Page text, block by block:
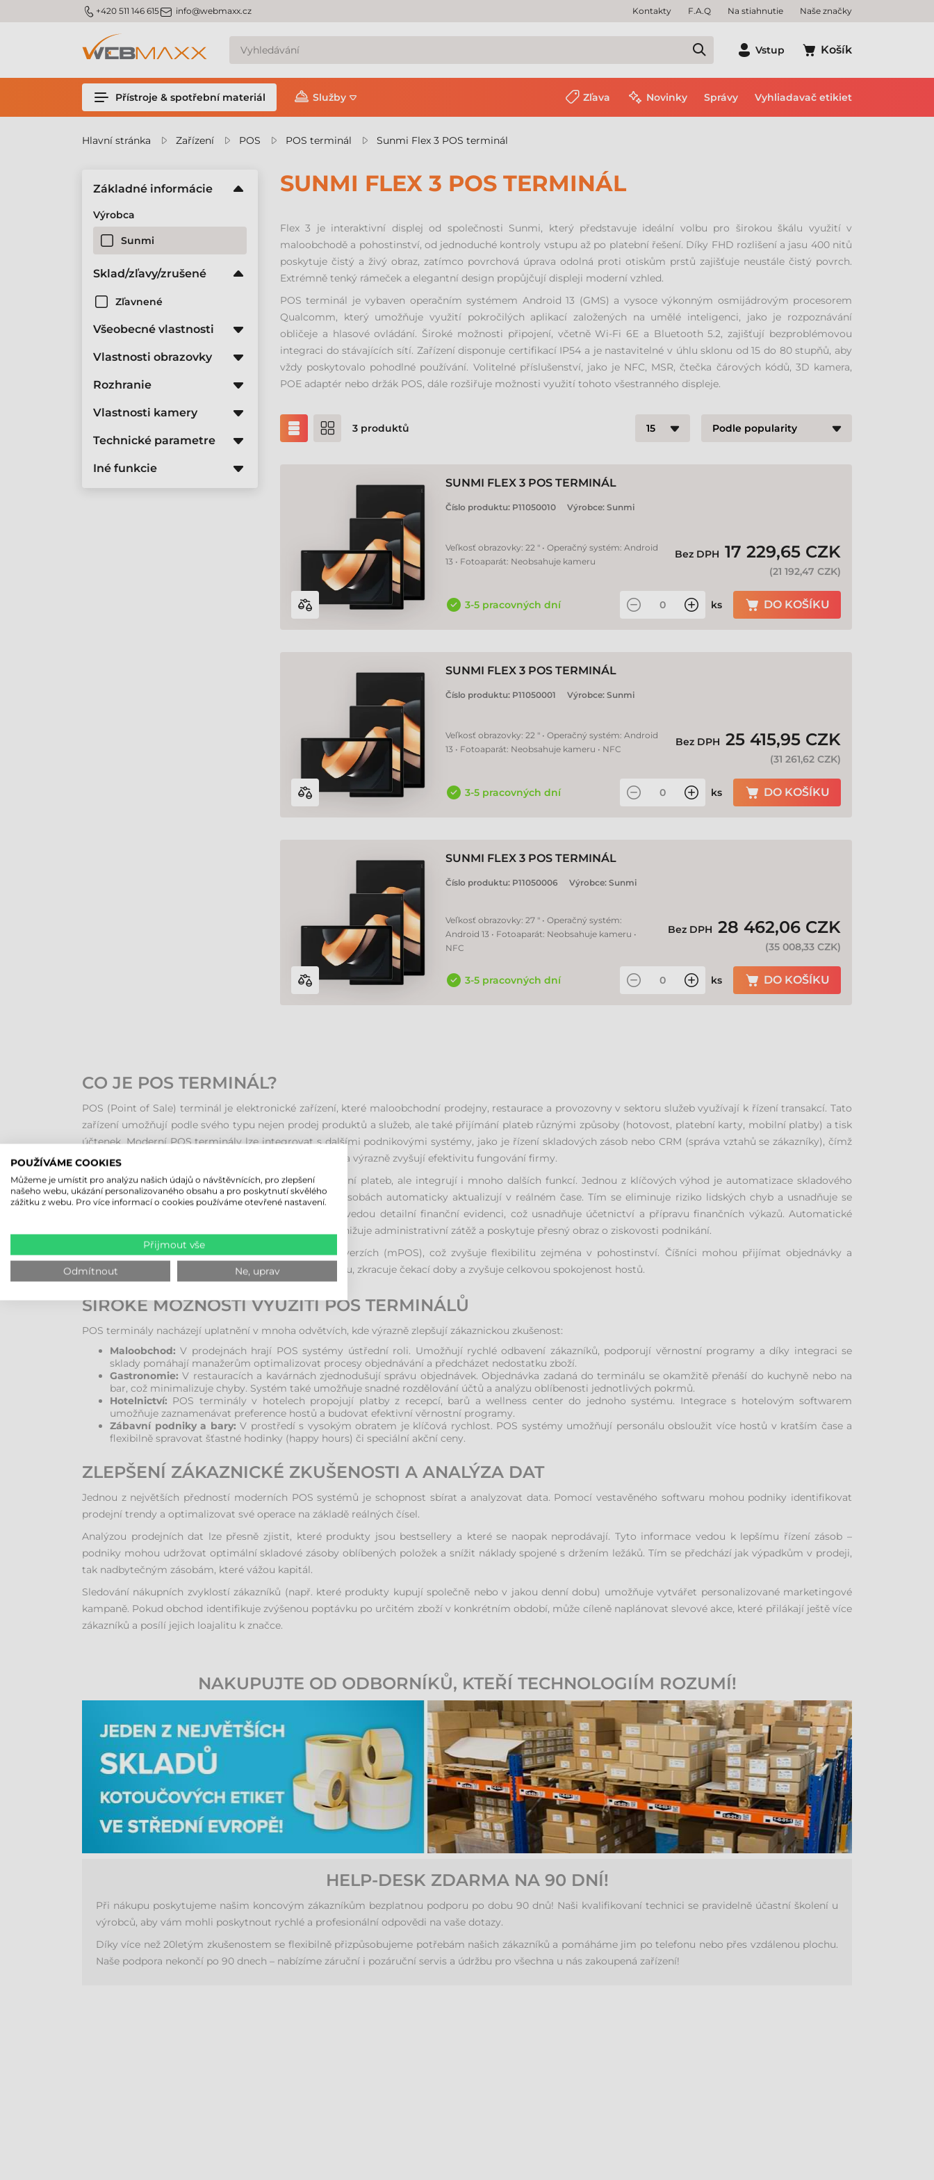
m_phone +420 511 146 615m_email info@webmaxx.cz Kontakty F.A.Q Na stiahnutie Naše značky
Vstup Košík
Přístroje & spotřební materiál Služby Zľava Novinky Správy Vyhliadavač etikiet
Hlavní stránka Zařízení POS POS terminál Sunmi Flex 3 POS terminál
SUNMI FLEX 3 POS TERMINÁL
Flex 3 je interaktivní displej od společnosti Sunmi, který představuje ideální volbu pro širokou škálu využití v
maloobchodě a pohostinství, od jednoduché kontroly vstupu až po platební řešení. Díky FHD rozlišení a jasu 400 nitů
poskytuje čistý a živý obraz, zatímco povrchová úprava odolná proti otiskům prstů zajišťuje neustále čistý povrch.
Extrémně tenký rámeček a elegantní design propůjčují displeji moderní vzhled.
POS terminál je vybaven operačním systémem Android 13 (GMS) a vysoce výkonným osmijádrovým procesorem
Qualcomm, který umožňuje využití pokročilých aplikací založených na umělé inteligenci, jako je rozpoznávání
obličeje a hlasové ovládání. Široké možnosti připojení, včetně Wi-Fi 6E a Bluetooth 5.2, zajišťují bezproblémovou
integraci do stávajících sítí. Zařízení disponuje certifikací IP54 a je nastavitelné v úhlu sklonu od 15 do 80 stupňů, aby
vždy poskytovalo pohodlné používání. Volitelné příslušenství, jako je NFC, MSR, čtečka čárových kódů, 3D kamera,
POE adaptér nebo držák POS, dále rozšiřuje možnosti využití tohoto všestranného displeje.
3 produktů
SUNMI FLEX 3 POS TERMINÁL
Číslo produktu: P11050010 Výrobce: Sunmi
Veľkosť obrazovky: 22 " • Operačný systém: Android
13 • Fotoaparát: Neobsahuje kameru
Bez DPH 17 229,65 CZK
(21 192,47 CZK)
3-5 pracovných dní ks DO KOŠÍKU
SUNMI FLEX 3 POS TERMINÁL
Číslo produktu: P11050001 Výrobce: Sunmi
Veľkosť obrazovky: 22 " • Operačný systém: Android
13 • Fotoaparát: Neobsahuje kameru • NFC
Bez DPH 25 415,95 CZK
(31 261,62 CZK)
3-5 pracovných dní ks DO KOŠÍKU
SUNMI FLEX 3 POS TERMINÁL
Číslo produktu: P11050006 Výrobce: Sunmi
Veľkosť obrazovky: 27 " • Operačný systém:
Android 13 • Fotoaparát: Neobsahuje kameru •
NFC
Bez DPH 28 462,06 CZK
(35 008,33 CZK)
3-5 pracovných dní ks DO KOŠÍKU
Základné informácie
Výrobca
Sunmi
Sklad/zľavy/zrušené
Zľavnené
Všeobecné vlastnosti
Vlastnosti obrazovky
Rozhranie
Vlastnosti kamery
Technické parametre
Iné funkcie
CO JE POS TERMINÁL?
POS (Point of Sale) terminál je elektronické zařízení, které maloobchodní prodejny, restaurace a provozovny v sektoru služeb využívají k řízení transakcí. Tato
zařízení umožňují podle svého typu nejen prodej produktů a služeb, ale také přijímání plateb různými způsoby (hotovost, platební karty, mobilní platby) a tisk
účtenek. Moderní POS terminály lze integrovat s dalšími podnikovými systémy, jako je řízení skladových zásob nebo CRM (správa vztahů se zákazníky), čímž
poskytují komplexní přehled o obchodních procesech a výrazně zvyšují efektivitu fungování firmy.
POS systémy zajišťují nejen rychlé a přesné zpracování plateb, ale integrují i mnoho dalších funkcí. Jednou z klíčových výhod je automatizace skladového
hospodářství. Při prodeji produktu se informace o zásobách automaticky aktualizují v reálném čase. Tím se eliminuje riziko lidských chyb a usnadňuje se
proces doplňování zboží. Kromě toho POS systémy vedou detailní finanční evidenci, což usnadňuje účetnictví a přípravu finančních výkazů. Automatické
generování denních, týdenních či měsíčních reportů snižuje administrativní zátěž a poskytuje přesný obraz o ziskovosti podnikání.
Moderní POS řešení jsou dostupná i v přenosných verzích (mPOS), což zvyšuje flexibilitu zejména v pohostinství. Číšníci mohou přijímat objednávky a
zpracovávat platby přímo u stolů, což zrychluje obsluhu, zkracuje čekací doby a zvyšuje celkovou spokojenost hostů.
ŠIROKÉ MOŽNOSTI VYUŽITÍ POS TERMINÁLŮ
POS terminály nacházejí uplatnění v mnoha odvětvích, kde výrazně zlepšují zákaznickou zkušenost:
Maloobchod: V prodejnách hrají POS systémy ústřední roli. Umožňují rychlé odbavení zákazníků, podporují věrnostní programy a díky integraci se
sklady pomáhají manažerům optimalizovat procesy objednávání a předcházet nedostatku zboží.
Gastronomie: V restauracích a kavárnách zjednodušují správu objednávek. Objednávka zadaná do terminálu se okamžitě přenáší do kuchyně nebo na
bar, což minimalizuje chyby. Systém také umožňuje snadné rozdělování účtů a analýzu oblíbenosti jednotlivých pokrmů.
Hotelnictví: POS terminály v hotelech propojují platby z recepcí, barů a wellness center do jednoho systému. Integrace s hotelovým softwarem
umožňuje zaznamenávat preference hostů a budovat efektivní věrnostní programy.
Zábavní podniky a bary: V prostředí s vysokým obratem je klíčová rychlost. POS systémy umožňují personálu obsloužit více hostů v kratším čase a
flexibilně spravovat šťastné hodinky (happy hours) či speciální akční ceny.
ZLEPŠENÍ ZÁKAZNICKÉ ZKUŠENOSTI A ANALÝZA DAT
Jednou z největších předností moderních POS systémů je schopnost sbírat a analyzovat data. Pomocí vestavěného softwaru mohou podniky identifikovat
prodejní trendy a optimalizovat své operace na základě reálných čísel.
Analýzou prodejních dat lze přesně zjistit, které produkty jsou bestsellery a které se naopak neprodávají. Tyto informace vedou k lepšímu řízení zásob –
podniky mohou udržovat optimální skladové zásoby oblíbených položek a snížit náklady spojené s držením ležáků. Tím se předchází jak výpadkům v prodeji,
tak nadbytečným zásobám, které vážou kapitál.
Sledování nákupních zvyklostí zákazníků (např. které produkty kupují společně nebo v jakou denní dobu) umožňuje vytvářet personalizované marketingové
kampaně. Pokud obchod identifikuje zvýšenou poptávku po určitém zboží v konkrétním období, může cíleně naplánovat slevové akce, které přilákají ještě více
zákazníků a posílí jejich loajalitu k značce.
NAKUPUJTE OD ODBORNÍKŮ, KTEŘÍ TECHNOLOGIÍM ROZUMÍ!
HELP-DESK ZDARMA NA 90 DNÍ!
Při nákupu poskytujeme našim koncovým zákazníkům bezplatnou podporu po dobu 90 dnů! Naši kvalifikovaní technici se pravidelně účastní školení u
výrobců, aby vám mohli poskytnout rychlé a profesionální odpovědi na vaše dotazy.
Díky více než 20letým zkušenostem se flexibilně přizpůsobujeme potřebám našich zákazníků a pomáháme jim po telefonu nebo přes vzdálenou plochu.
Naše podpora nekončí po 90 dnech – nabízíme záruční i pozáruční servis a údržbu pro všechna u nás zakoupená zařízení!
POUŽÍVÁME COOKIES
Můžeme je umístit pro analýzu našich údajů o návštěvnících, pro zlepšení
našeho webu, ukázání personalizovaného obsahu a pro poskytnutí skvělého
zážitku z webu. Pro více informací o cookies používáme otevřené nastavení.
Přijmout vše
Odmítnout Ne, uprav